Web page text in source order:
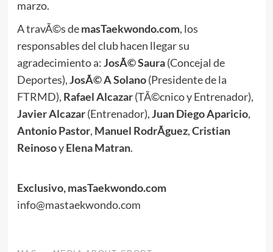
marzo.
A travÃ©s demasTaekwondo.com, los
responsables del club hacen llegar su
agradecimiento a:JosÃ© Saura(Concejal de
Deportes),JosÃ© A Solano(Presidente de la
FTRMD), Rafael Alcazar(TÃ©cnico y Entrenador),
Javier Alcazar(Entrenador),Juan Diego Aparicio,
Antonio Pastor, Manuel RodrÃ­guez,Cristian
ReinosoyElena Matran.
Exclusivo, masTaekwondo.com
info@mastaekwondo.com